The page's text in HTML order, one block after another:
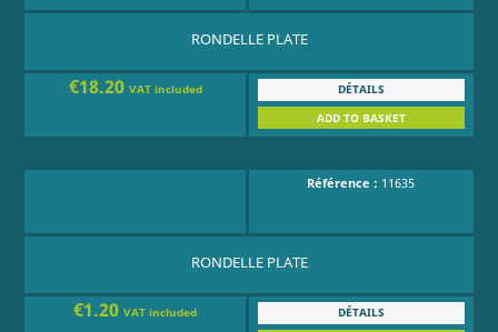
RONDELLE PLATE
€18.20 VAT included
DÉTAILS
ADD TO BASKET
Référence : 11635
RONDELLE PLATE
€1.20VAT included
DÉTAILS